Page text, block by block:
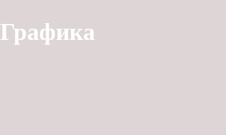
Графика